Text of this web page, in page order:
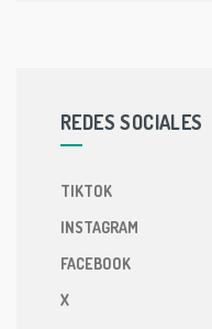
REDES SOCIALES
TIKTOK
INSTAGRAM
FACEBOOK
X